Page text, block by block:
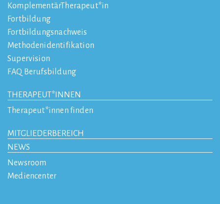
KomplementärTherapeut*in
Fortbildung
Fortbildungsnachweis
Methodenidentifikation
Supervision
FAQ Berufsbildung
THERAPEUT*INNEN
Therapeut*innen finden
MITGLIEDERBEREICH
NEWS
Newsroom
Mediencenter